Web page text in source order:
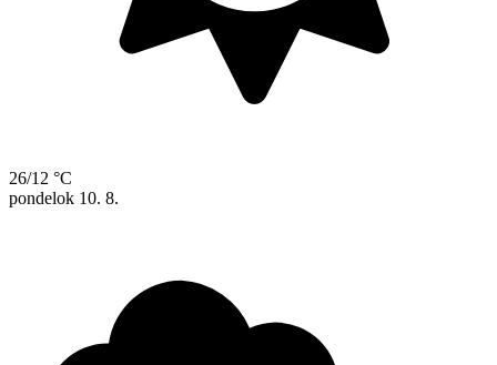
26/12 °C
pondelok 10. 8.